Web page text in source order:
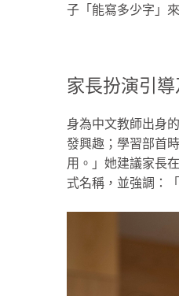
子「能寫多少字」
家長扮演引
身為中文教師出身
發興趣；學習部首
用。」她建議家長
式名稱，並強調：